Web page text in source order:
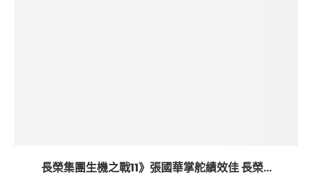
長榮集團生機之戰11》張國華掌舵績效佳 長榮...